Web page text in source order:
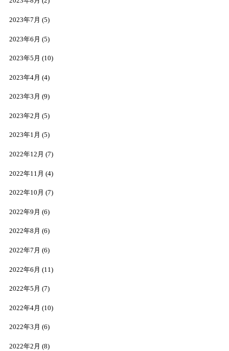
2023年7月 (5)
2023年6月 (5)
2023年5月 (10)
2023年4月 (4)
2023年3月 (9)
2023年2月 (5)
2023年1月 (5)
2022年12月 (7)
2022年11月 (4)
2022年10月 (7)
2022年9月 (6)
2022年8月 (6)
2022年7月 (6)
2022年6月 (11)
2022年5月 (7)
2022年4月 (10)
2022年3月 (6)
2022年2月 (8)